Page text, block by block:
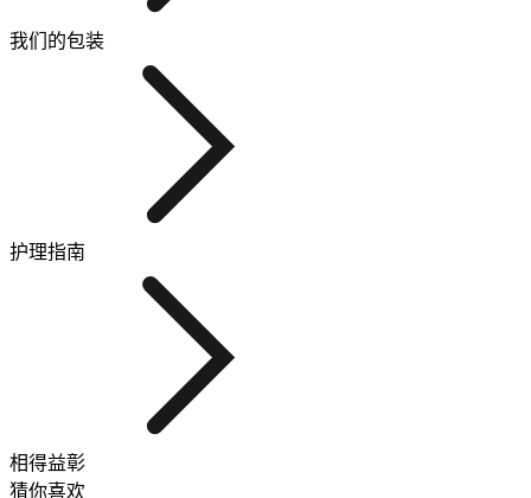
我们的包装
护理指南
相得益彰
猜你喜欢